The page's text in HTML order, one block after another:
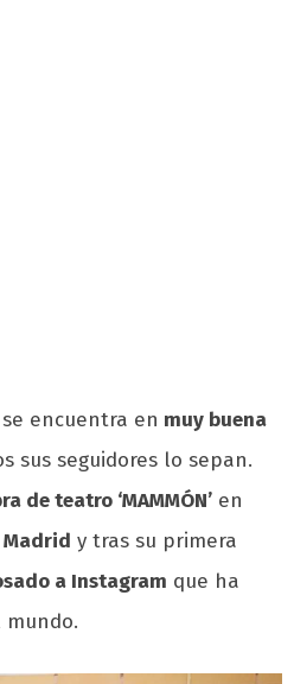
se encuentra en muy buena
sus seguidores lo sepan.
de teatro ‘MAMMÓN’ en
Madrid y tras su primera
a Instagram que ha